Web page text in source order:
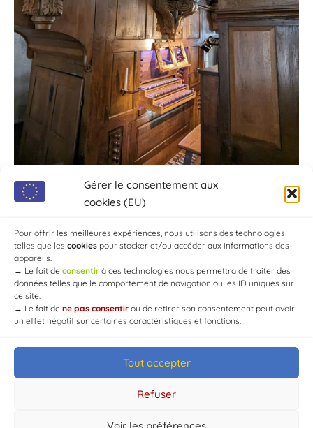
Gérer le consentement aux
cookies (EU)
Pour offrir les meilleures expériences, nous utilisons des technologies
telles que les cookies pour stocker et/ou accéder aux informations des
appareils.
→ Le fait de consentir à ces technologies nous permettra de traiter des
données telles que le comportement de navigation ou les ID uniques sur
ce site.
→ Le fait de ne pas consentir ou de retirer son consentement peut avoir
un effet négatif sur certaines caractéristiques et fonctions.
Tout accepter
Refuser
Voir les préférences
© Mairie de Chaource [2004-2024] | Tous droits réservés.
Developed byWEB3-DESIGN